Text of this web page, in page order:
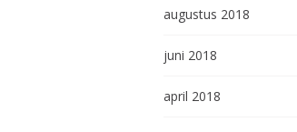
augustus 2018
juni 2018
april 2018